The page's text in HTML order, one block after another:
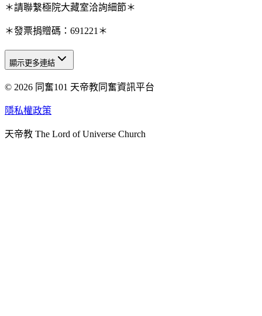
＊請聯繫極院大藏室洽詢細節＊
＊發票捐贈碼：691221＊
天人研究總院
天人研究學院
天人炁功院
顯示更多連結
© 2026 同奮101 天帝教同奮資訊平台
隱私權政策
天帝教 The Lord of Universe Church